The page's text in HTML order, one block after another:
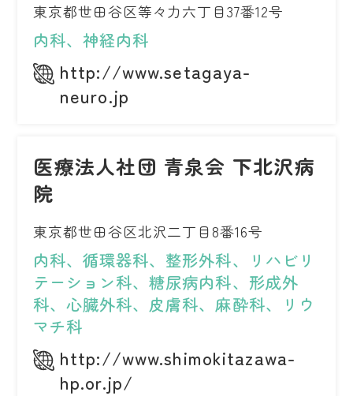
東京都世田谷区等々力六丁目37番12号
内科、神経内科
http://www.setagaya-
neuro.jp
医療法人社団 青泉会 下北沢病
院
東京都世田谷区北沢二丁目8番16号
内科、循環器科、整形外科、リハビリ
テーション科、糖尿病内科、形成外
科、心臓外科、皮膚科、麻酔科、リウ
マチ科
http://www.shimokitazawa-
hp.or.jp/